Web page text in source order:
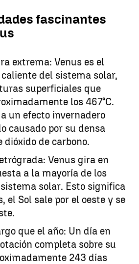
fascinantes
extrema: Venus es el
del sistema solar,
superficiales que
los 467°C.
a un efecto invernadero
causado por su densa
dióxido de carbono.
Venus gira en
a la mayoría de los
solar. Esto significa
el Sol sale por el oeste y se
que el año: Un día en
completa sobre su
243 días